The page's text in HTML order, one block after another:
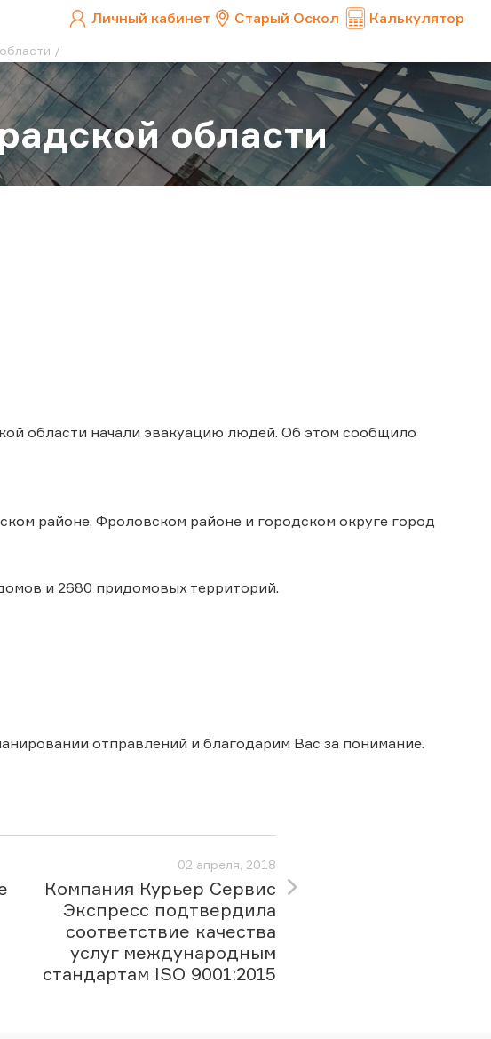
Личный кабинет Старый Оскол Калькулятор
области
области начали эвакуацию людей. Об этом сообщило
районе, Фроловском районе и городском округе город
и 2680 придомовых территорий.
отправлений и благодарим Вас за понимание.
02 апреля, 2018
Компания Курьер Сервис
Экспресс подтвердила
соответствие качества
услуг международным
стандартам ISO 9001:2015